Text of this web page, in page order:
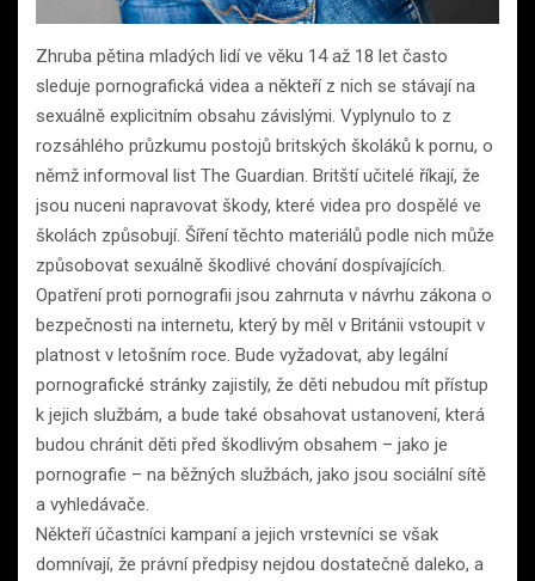
Zhruba pětina mladých lidí ve věku 14 až 18 let často
sleduje pornografická videa a někteří z nich se stávají na
sexuálně explicitním obsahu závislými. Vyplynulo to z
rozsáhlého průzkumu postojů britských školáků k pornu, o
němž informoval list The Guardian. Britští učitelé říkají, že
jsou nuceni napravovat škody, které videa pro dospělé ve
školách způsobují. Šíření těchto materiálů podle nich může
způsobovat sexuálně škodlivé chování dospívajících.
Opatření proti pornografii jsou zahrnuta v návrhu zákona o
bezpečnosti na internetu, který by měl v Británii vstoupit v
platnost v letošním roce. Bude vyžadovat, aby legální
pornografické stránky zajistily, že děti nebudou mít přístup
k jejich službám, a bude také obsahovat ustanovení, která
budou chránit děti před škodlivým obsahem – jako je
pornografie – na běžných službách, jako jsou sociální sítě
a vyhledávače.
Někteří účastníci kampaní a jejich vrstevníci se však
domnívají, že právní předpisy nejdou dostatečně daleko, a